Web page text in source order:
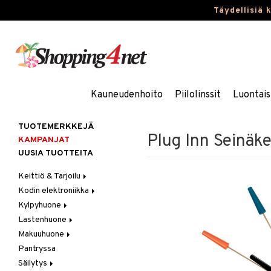
Täydellisiä
Kauneudenhoito Piilolinssit
Plug Inn
TUOTEMERKKEJÄ
KAMPANJAT
UUSIA TUOTTEITA
Keittiö & Tarjoilu
Aterimet
Kannut & Karahvit
Keittiösäilytys
Keittiötekstiilit
Keittiövälineet
Kodinkoneet
Kodin elektroniikka
Ääni
Kylpyhuone
Kylpyhuoneen sisustus
Kylpyhuoneen tarvikkeita
Kylpyhuoneen tekstiilit
Lastenhuone
Kylpyhuoneen koristelu
Lasten huonekalut
Lasten lamput
Makuuhuone
Huovat & Saalit
Koristetyynyt
Pantryssa
Säilytys